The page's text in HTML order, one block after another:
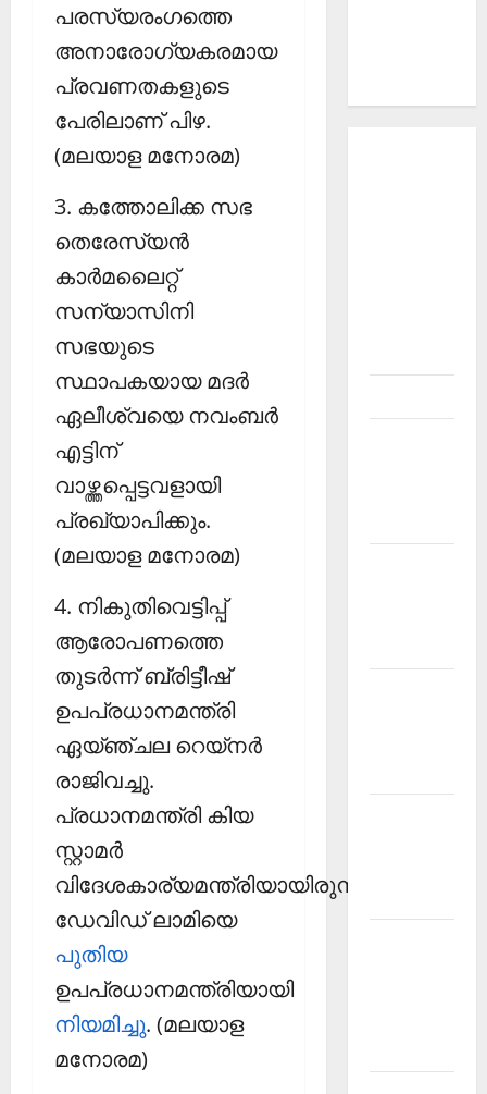
പരസ്യരംഗത്തെ
അനാരോഗ്യകരമായ
പ്രവണതകളുടെ
പേരിലാണ് പിഴ.
(മലയാള മനോരമ)
3. കത്തോലിക്ക സഭ
തെരേസ്യന്‍
കാര്‍മലൈറ്റ്
സന്യാസിനി
സഭയുടെ
സ്ഥാപകയായ മദര്‍
ഏലീശ്വയെ നവംബര്‍
എട്ടിന്
വാഴ്ത്തപ്പെട്ടവളായി
പ്രഖ്യാപിക്കും.
(മലയാള മനോരമ)
4. നികുതിവെട്ടിപ്പ്
ആരോപണത്തെ
തുടര്‍ന്ന് ബ്രിട്ടീഷ്
ഉപപ്രധാനമന്ത്രി
ഏയ്ഞ്ചല റെയ്‌നര്‍
രാജിവച്ചു.
പ്രധാനമന്ത്രി കിയ
സ്റ്റാമര്‍
വിദേശകാര്യമന്ത്രിയായിരുന്ന
ഡേവിഡ് ലാമിയെ
പുതിയ
ഉപപ്രധാനമന്ത്രിയായി
നിയമിച്ചു. (മലയാള
മനോരമ)